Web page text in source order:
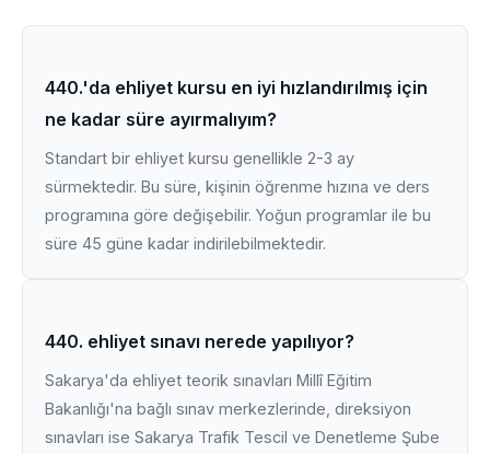
440.'da ehliyet kursu en iyi hızlandırılmış için
ne kadar süre ayırmalıyım?
Standart bir ehliyet kursu genellikle 2-3 ay
sürmektedir. Bu süre, kişinin öğrenme hızına ve ders
programına göre değişebilir. Yoğun programlar ile bu
süre 45 güne kadar indirilebilmektedir.
440. ehliyet sınavı nerede yapılıyor?
Sakarya'da ehliyet teorik sınavları Millî Eğitim
Bakanlığı'na bağlı sınav merkezlerinde, direksiyon
sınavları ise Sakarya Trafik Tescil ve Denetleme Şube